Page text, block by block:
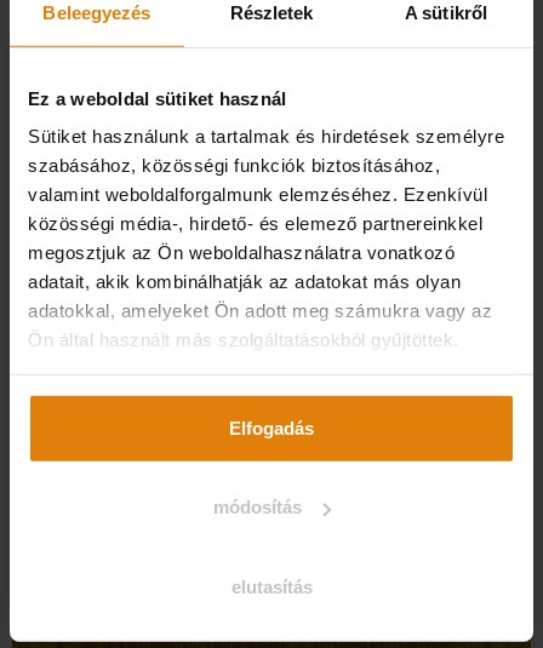
Beleegyezés Részletek A sütikről
Ez a weboldal sütiket használ
Sütiket használunk a tartalmak és hirdetések személyre
szabásához, közösségi funkciók biztosításához,
valamint weboldalforgalmunk elemzéséhez. Ezenkívül
közösségi média-, hirdető- és elemező partnereinkkel
megosztjuk az Ön weboldalhasználatra vonatkozó
adatait, akik kombinálhatják az adatokat más olyan
adatokkal, amelyeket Ön adott meg számukra vagy az
Ön által használt más szolgáltatásokból gyűjtöttek.
Elfogadás
módosítás
elutasítás
FÉNYES KÉTOLDALON